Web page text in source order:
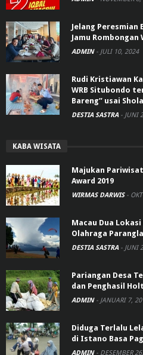
Jelang Peresmian
Jamu
ADMIN - JULI 10, 2024
Rudi Kristiawan
WRB Situbondo
Bareng” usai
DESTIA SASTRA - JUNI
KABA WISATA
Majukan
Award 2019
WIRMAS DARWIS -
Macau Dua
Olahraga
DESTIA SASTRA - JUNI
Pariangan Desa
dan Penghasil
ADMIN - JANUARI 7,
Diduga Terlalu
di Istano Basa
ADMIN - DESEMBER